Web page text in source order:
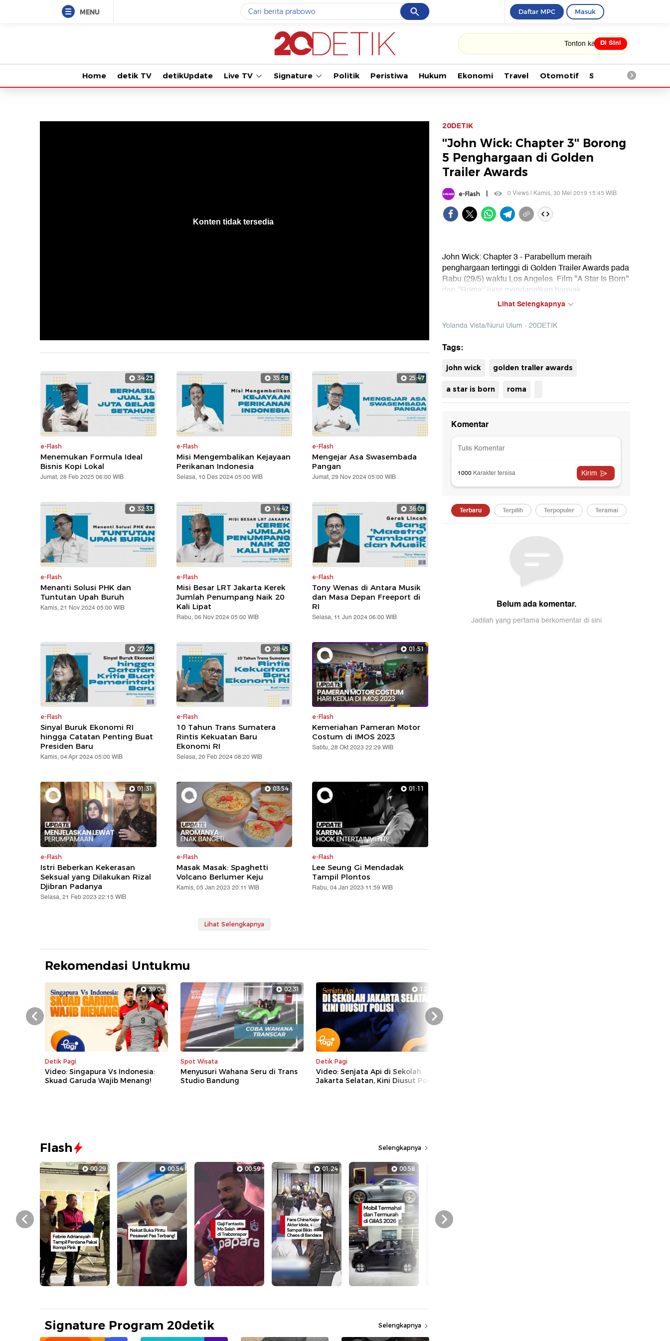
MENU Cancel
Yang sedang ramai dicari
piala presiden 2026
#3gempa hari ini
#5iran
Daftar MPC Masuk
Tonton kabar terbaru PIALA DUNIA 2026
Di Sini
Home detik TV detikUpdate Live TV Signature Politik Peristiwa Hukum Ekonomi Travel Otomotif Saintek
Konten tidak tersedia
34:23
e-Flash
Menemukan Formula Ideal
Bisnis Kopi Lokal
Jumat, 28 Feb 2025 06:00 WIB
35:58
e-Flash
Misi Mengembalikan Kejayaan
Perikanan Indonesia
Selasa, 10 Des 2024 05:00 WIB
25:47
e-Flash
Mengejar Asa Swasembada
Pangan
Jumat, 29 Nov 2024 05:00 WIB
32:33
e-Flash
Menanti Solusi PHK dan
Tuntutan Upah Buruh
Kamis, 21 Nov 2024 05:00 WIB
14:42
e-Flash
Misi Besar LRT Jakarta Kerek
Jumlah Penumpang Naik 20
Kali Lipat
Rabu, 06 Nov 2024 05:00 WIB
36:09
e-Flash
Tony Wenas di Antara Musik
dan Masa Depan Freeport di
RI
Selasa, 11 Jun 2024 06:00 WIB
27:28
e-Flash
Sinyal Buruk Ekonomi RI
hingga Catatan Penting Buat
Presiden Baru
Kamis, 04 Apr 2024 05:00 WIB
28:45
e-Flash
10 Tahun Trans Sumatera
Rintis Kekuatan Baru
Ekonomi RI
Selasa, 20 Feb 2024 08:20 WIB
01:51
e-Flash
Kemeriahan Pameran Motor
Costum di IMOS 2023
Sabtu, 28 Okt 2023 22:29 WIB
01:31
e-Flash
Istri Beberkan Kekerasan
Seksual yang Dilakukan Rizal
Djibran Padanya
Selasa, 21 Feb 2023 22:15 WIB
03:54
e-Flash
Masak Masak: Spaghetti
Volcano Berlumer Keju
Kamis, 05 Jan 2023 20:11 WIB
01:11
e-Flash
Lee Seung Gi Mendadak
Tampil Plontos
Rabu, 04 Jan 2023 11:59 WIB
Lihat Selengkapnya
Rekomendasi Untukmu
39:04
Detik Pagi
Video: Singapura Vs Indonesia:
Skuad Garuda Wajib Menang!
02:31
Spot Wisata
Menyusuri Wahana Seru di Trans
Studio Bandung
12:44
Detik Pagi
Video: Senjata Api di Sekolah
Jakarta Selatan, Kini Diusut Polisi
Prev Next
Flash Selengkapnya
00:29 00:54 00:59 01:24 00:58
Prev Next
Signature Program 20detik Selengkapnya
20DETIK
''John Wick: Chapter 3'' Borong
5 Penghargaan di Golden
Trailer Awards
e-Flash| 0 Views | Kamis, 30 Mei 2019 15:45 WIB
John Wick: Chapter 3 - Parabellum meraih
penghargaan tertinggi di Golden Trailer Awards pada
Rabu (29/5) waktu Los Angeles. Film ''A Star Is Born''
dan ''Roma'' juga mendapatkan banyak
Lihat Selengkapnya
Yolanda Vista/Nurul Ulum - 20DETIK
Tags:
john wick golden traller awards
a star is born roma